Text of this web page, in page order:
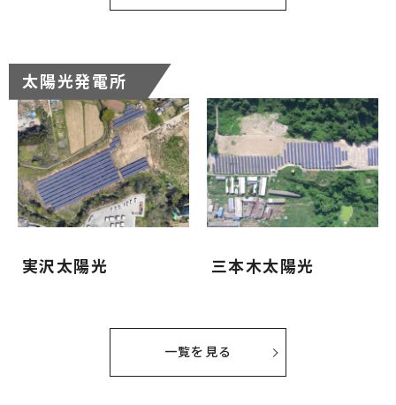
太陽光発電所
実沢太陽光 三本木太陽光
一覧を見る